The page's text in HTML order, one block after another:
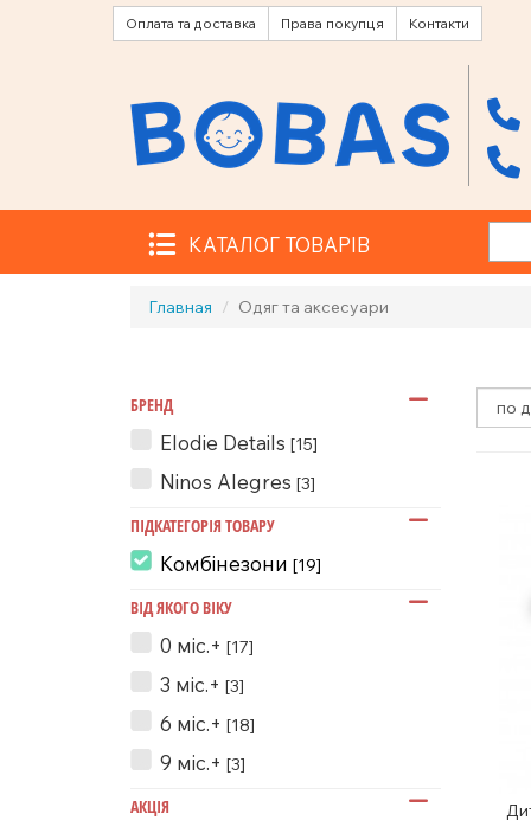
Оплата та доставка Права покупця Контакти
КАТАЛОГ ТОВАРІВ
Главная Одяг та аксесуари
БРЕНД
Elodie Details [15]
Ninos Alegres [3]
ПІДКАТЕГОРІЯ ТОВАРУ
Комбінезони [19]
ВІД ЯКОГО ВІКУ
0 міс.+ [17]
3 міс.+ [3]
6 міс.+ [18]
9 міс.+ [3]
АКЦІЯ